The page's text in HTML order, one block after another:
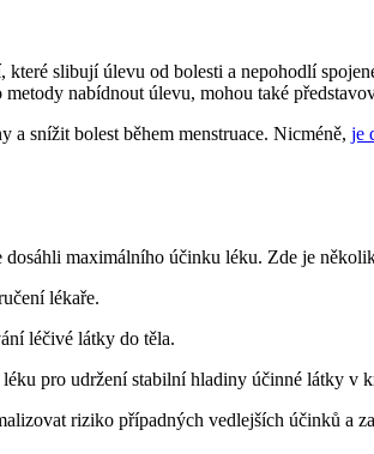
slibují úlevu od bolesti a nepohodlí
nabídnout úlevu, mohou také
snížit bolest během menstruace. Nicméně, je
maximálního účinku léku. Zde je
lékaře.
léčivé látky do těla.
pro udržení stabilní hladiny účinné látky v
riziko případných vedlejších účinků a